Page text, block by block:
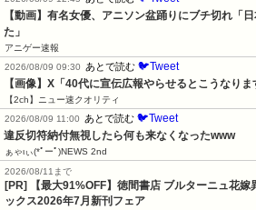
【動画】有名女優、アニソン盆踊りにブチ切れ「
た」
アニゲー速報
2026/08/09 09:30
あとで読む 🐦Tweet
【画像】X「40代に宣伝広報やらせるとこうなりま
【2ch】ニュー速クオリティ
2026/08/09 11:00
あとで読む 🐦Tweet
違反切符納付無視したら何も来なくなったwww
ぁゃιぃ(*ﾟーﾟ)NEWS 2nd
2026/08/11まで
[PR] 【最大91%OFF】徳間書店 ブルターニュ花嫁
ックス2026年7月新刊フェア